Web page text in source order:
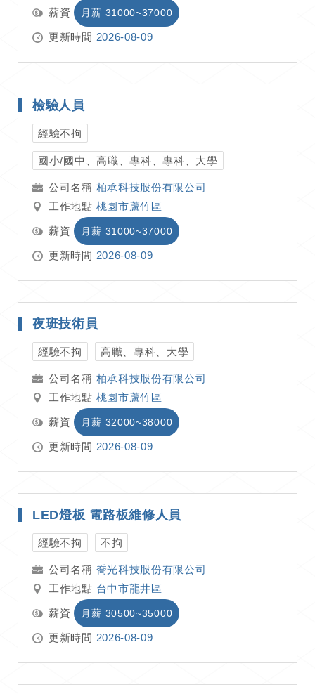
薪資 月薪 31000~37000
更新時間 2026-08-09
檢驗人員
經驗不拘
國小/國中、高職、專科、專科、大學
柏承科技股份有限公司
工作地點 桃園市蘆竹區
薪資 月薪 31000~37000
更新時間 2026-08-09
夜班技術員
經驗不拘 高職、專科、大學
柏承科技股份有限公司
工作地點 桃園市蘆竹區
薪資 月薪 32000~38000
更新時間 2026-08-09
LED燈板 電路板維修人員
經驗不拘 不拘
喬光科技股份有限公司
工作地點 台中市龍井區
薪資 月薪 30500~35000
更新時間 2026-08-09